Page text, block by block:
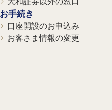
大和証券以外の窓口
お手続き
口座開設のお申込み
お客さま情報の変更